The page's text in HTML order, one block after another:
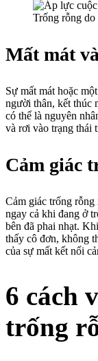
Trống rỗng do
Mất mát
Sự mất mát hoặc
người thân, kết thúc
có thể là nguyên
và rơi vào trạng thái
Cảm giác
Cảm giác trống rỗng
ngay cả khi đang ở
bên đã phai nhạt.
thấy cô đơn, không
của sự mất kết nối
6 cách
trống